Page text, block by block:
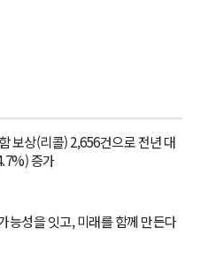
보상(리콜) 2,656건으로 전년 대
증가
능성을 잇고, 미래를 함께 만든다